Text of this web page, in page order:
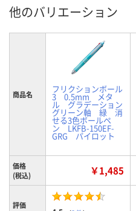
他のバリエーション
商品名 フリクションボール
3 0.5mm メタ
ル グラデーション
グリーン軸 緑 消
せる3色ボールペ
ン LKFB-150EF-
GRG パイロット
価格
(税込)
￥1,485
評価